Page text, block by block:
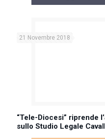
21 Novembre 2018
“Tele-Diocesi” riprende
sullo Studio Legale